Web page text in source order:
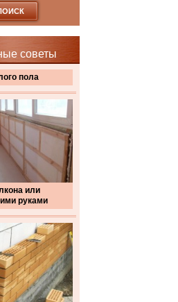
советы
пола
или
руками